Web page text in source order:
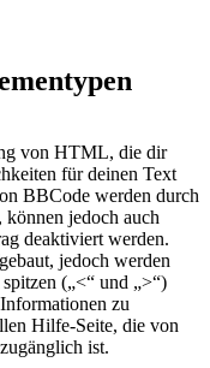
von HTML, die dir
für deinen Text
BBCode werden durch
jedoch auch
deaktiviert werden.
jedoch werden
(„<“ und „>“)
zu
Hilfe-Seite, die von
ist.